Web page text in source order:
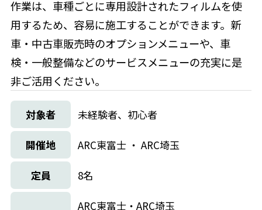
作業は、車種ごとに専用設計されたフィルムを使
用するため、容易に施工することができます。新
車・中古車販売時のオプションメニューや、車
検・一般整備などのサービスメニューの充実に是
非ご活用ください。
対象者 未経験者、初心者
開催地 ARC東富士 ・ ARC埼玉
定員 8名
ARC東富士・ARC埼玉